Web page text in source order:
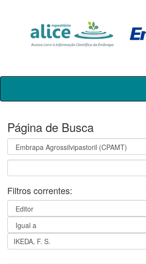
Skip
Página de Busca
Filtros correntes: